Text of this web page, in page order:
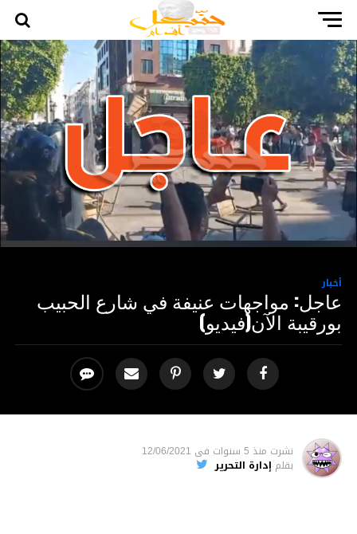
أخبار
عاجل: مواجهات عنيفة في شارع الحبيب
بورقيبة الآن(فيديو)
نشرت منذ 5 سنوات فى 12/06/2021
بقلم إدارة التحرير